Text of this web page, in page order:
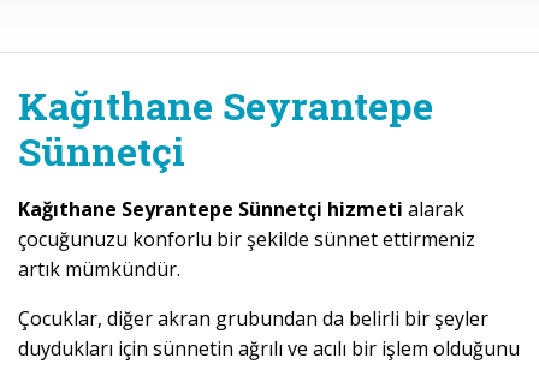
Kağıthane Seyrantepe
Sünnetçi
Kağıthane Seyrantepe Sünnetçi hizmeti alarak
çocuğunuzu konforlu bir şekilde sünnet ettirmeniz
artık mümkündür.
Çocuklar, diğer akran grubundan da belirli bir şeyler
duydukları için sünnetin ağrılı ve acılı bir işlem olduğunu